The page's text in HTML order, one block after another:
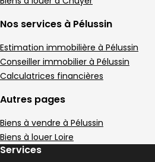
Nos services à Pélussin
Estimation immobilière à Pélussin
Conseiller immobilier à Pélussin
Calculatrices financières
Autres pages
Biens à vendre à Pélussin
Biens à louer Loire
Services